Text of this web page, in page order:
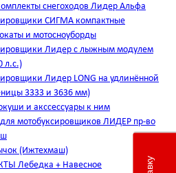
снегоходов Лидер Альфа
СИГМА компактные
и мотосноуборды
Лидер с лыжным модулем
л.с.)
Лидер LONG на удлинённой
3333 и 3636 мм)
и акссессуары к ним
для мотобуксировщиков ЛИДЕР пр-во
(Ижтехмаш)
Лебедка + Навесное